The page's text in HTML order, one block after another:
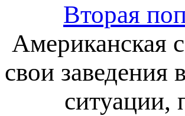
Вторая
Американская
свои заведения
ситуации,